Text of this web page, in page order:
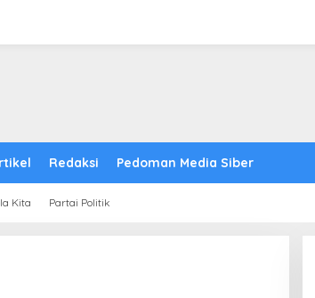
Redaksi Pedoman Media Siber
Kita Partai Politik